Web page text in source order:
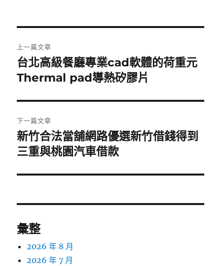
章
導
覽
上一篇文章
上
一
文
章:
台北高級餐廳專業cad軟體的荷重元
Thermal pad導熱矽膠片
下一篇文章
下
一
文
新竹合法當舖網路優選新竹借錢得到
三重與桃園汽車借款
彙整
2026 年 8 月
2026 年 7 月